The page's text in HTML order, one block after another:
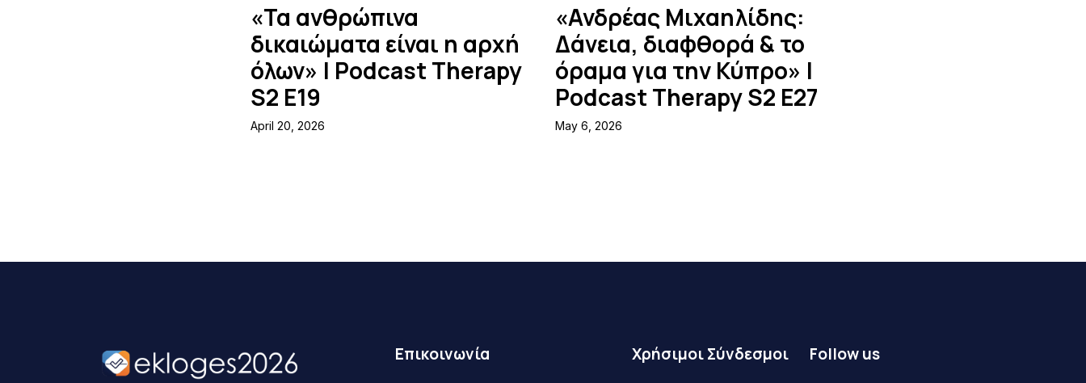
«Τα ανθρώπινα
δικαιώματα είναι η αρχή
όλων» | Podcast Therapy
S2 E19
April 20, 2026
«Ανδρέας Μιχαηλίδης:
Δάνεια, διαφθορά & το
όραμα για την Κύπρο» |
Podcast Therapy S2 E27
May 6, 2026
Επικοινωνία Χρήσιμοι Σύνδεσμοι Follow us